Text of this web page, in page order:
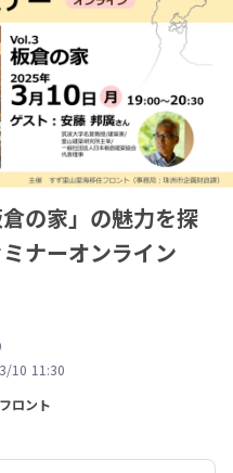
の家」の魅力を探
ナーオンライン
10 11:30
ロント